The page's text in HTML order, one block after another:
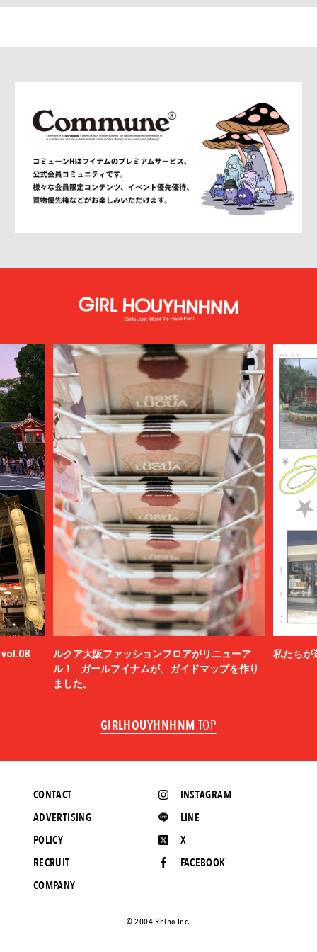
vol.08
ルクア大阪ファッションフロアがリニューア
ル！ ガールフイナムが、ガイドマップを作り
ました。
私たちが
GIRLHOUYHNHNM TOP
INSTAGRAM
LINE
X
FACEBOOK
CONTACT
ADVERTISING
POLICY
RECRUIT
COMPANY
©️ 2004 Rhino Inc.